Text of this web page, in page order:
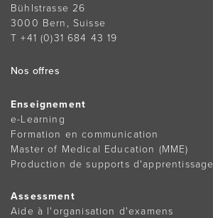
Bühlstrasse 26
3000 Bern, Suisse
T +41 (0)31 684 43 19
Nos offres
Enseignement
e-Learning
Formation en communication
Master of Medical Education (MME)
Production de supports d'apprentissage
Assessment
Aide à l'organisation d'examens